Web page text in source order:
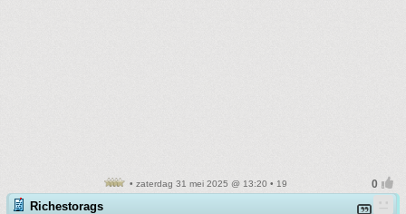
• zaterdag 31 mei 2025 @ 13:20 • 19
Richestorags